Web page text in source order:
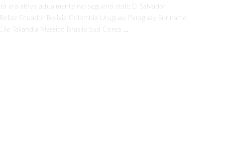
era attiva attualmente nei seguenti stati: El Salvador
Ecuador Bolivia Colombia Uruguay Paraguay Suriname
Tailandia Messico Brasile Sud Corea …